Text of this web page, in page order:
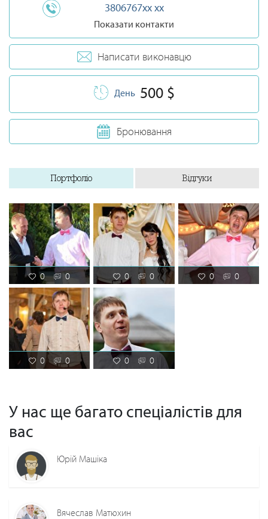
3806767xx xx
Показати контакти
Написати виконавцю
День 500 $
Бронювання
Портфоліо Відгуки
0 0 0 0 0 0
0 0 0 0
У нас ще багато спеціалістів для
вас
Юрій Машіка
Вячеслав Матюхин